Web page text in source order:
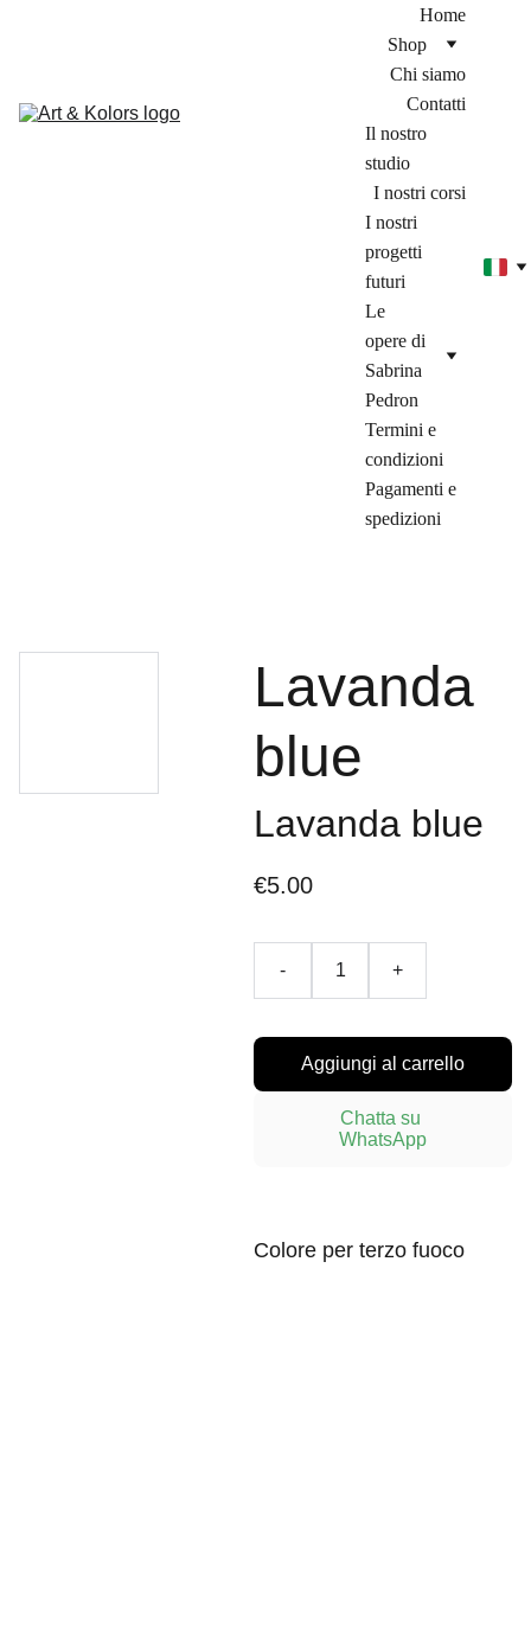
Home
Shop
Chi siamo
Contatti
Il nostro
studio
I nostri corsi
I nostri
progetti
futuri
Le
opere di
Sabrina
Pedron
Termini e
condizioni
Pagamenti e
spedizioni
Lavanda
blue
Lavanda blue
€5.00
- +
Aggiungi al carrello
Chatta su
WhatsApp
Colore per terzo fuoco